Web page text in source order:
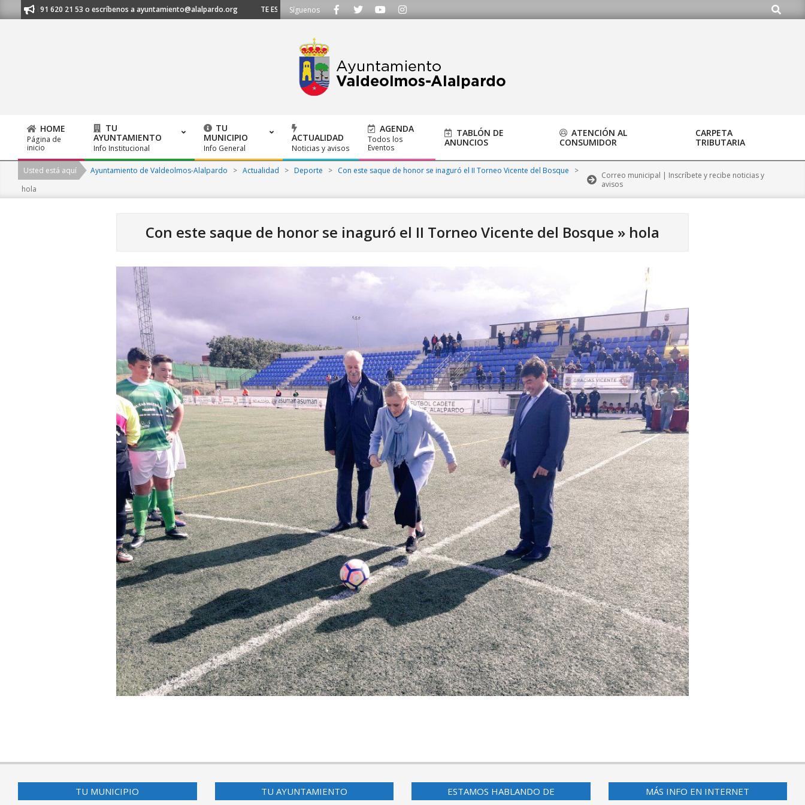
to
al 91 620 21 53 o escríbenos a ayuntamiento@alalpardo.org TE ESCUCHAMOS - Llámanos al 91 620 21 53 o escríbenos a ayuntamiento@alalpardo.org
Síguenos Buscar
Primary
Navigation
Menu
HOME
Página de
inicio
TU
AYUNTAMIENTO
Info Institucional
TU
MUNICIPIO
Info General
ACTUALIDAD
Noticias y avisos
AGENDA
Todos los
Eventos
TABLÓN DE
ANUNCIOS
ATENCIÓN AL
CONSUMIDOR
CARPETA
TRIBUTARIA
Usted está aquí Ayuntamiento de Valdeolmos-Alalpardo > Actualidad > Deporte > Con este saque de honor se inaguró el II Torneo Vicente del Bosque
>
hola
Correo municipal | Inscríbete y recibe noticias y
avisos
Con este saque de honor se inaguró el II Torneo Vicente del Bosque » hola
TU MUNICIPIO
TU AYUNTAMIENTO ESTAMOS HABLANDO DE MÁS INFO EN INTERNET